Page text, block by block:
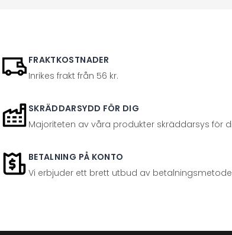
FRAKTKOSTNADER
Inrikes frakt från 56 kr.
SKRÄDDARSYDD FÖR DIG
Majoriteten av våra produkter skräddarsys för
BETALNING PÅ KONTO
Vi erbjuder ett brett utbud av